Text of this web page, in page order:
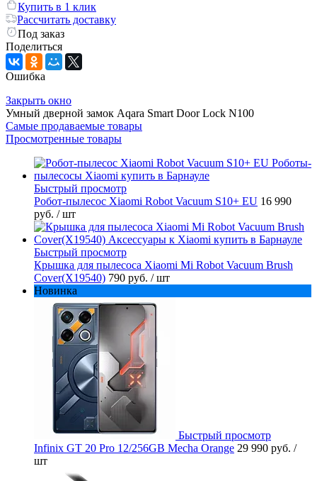
Купить в 1 клик
Рассчитать доставку
Под заказ
Поделиться
Ошибка
Закрыть окно
Умный дверной замок Aqara Smart Door Lock N100
Самые продаваемые товары
Просмотренные товары
Быстрый просмотр
Робот-пылесос Xiaomi Robot Vacuum S10+ EU 16 990
руб. / шт
Быстрый просмотр
Крышка для пылесоса Xiaomi Mi Robot Vacuum Brush
Cover(X19540) 790 руб. / шт
Новинка
Быстрый просмотр
Infinix GT 20 Pro 12/256GB Mecha Orange 29 990 руб. /
шт